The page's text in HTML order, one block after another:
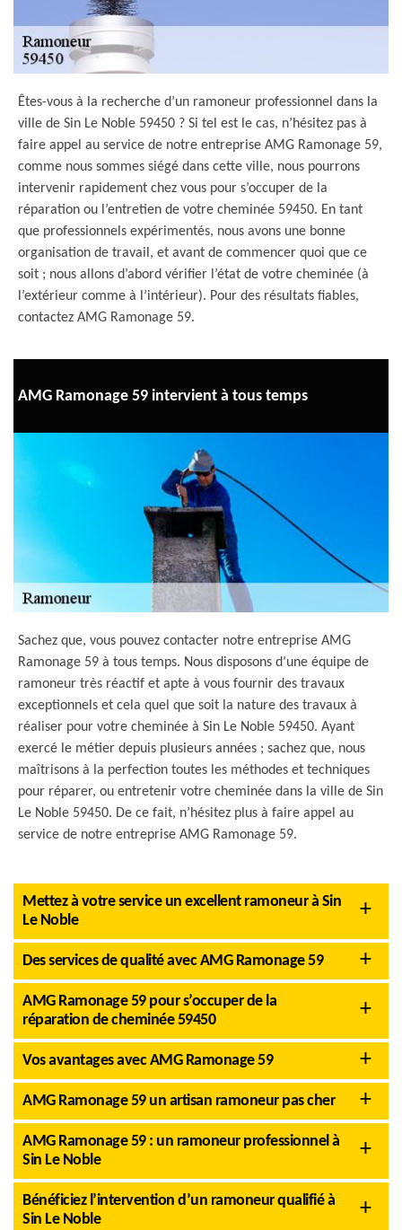
Êtes-vous à la recherche d’un ramoneur professionnel dans la
ville de Sin Le Noble 59450 ? Si tel est le cas, n’hésitez pas à
faire appel au service de notre entreprise AMG Ramonage 59,
comme nous sommes siégé dans cette ville, nous pourrons
intervenir rapidement chez vous pour s’occuper de la
réparation ou l’entretien de votre cheminée 59450. En tant
que professionnels expérimentés, nous avons une bonne
organisation de travail, et avant de commencer quoi que ce
soit ; nous allons d’abord vérifier l’état de votre cheminée (à
l’extérieur comme à l’intérieur). Pour des résultats fiables,
contactez AMG Ramonage 59.
AMG Ramonage 59 intervient à tous temps
Sachez que, vous pouvez contacter notre entreprise AMG
Ramonage 59 à tous temps. Nous disposons d’une équipe de
ramoneur très réactif et apte à vous fournir des travaux
exceptionnels et cela quel que soit la nature des travaux à
réaliser pour votre cheminée à Sin Le Noble 59450. Ayant
exercé le métier depuis plusieurs années ; sachez que, nous
maîtrisons à la perfection toutes les méthodes et techniques
pour réparer, ou entretenir votre cheminée dans la ville de Sin
Le Noble 59450. De ce fait, n’hésitez plus à faire appel au
service de notre entreprise AMG Ramonage 59.
Mettez à votre service un excellent ramoneur à Sin
Le Noble
Des services de qualité avec AMG Ramonage 59
AMG Ramonage 59 pour s’occuper de la
réparation de cheminée 59450
Vos avantages avec AMG Ramonage 59
AMG Ramonage 59 un artisan ramoneur pas cher
AMG Ramonage 59 : un ramoneur professionnel à
Sin Le Noble
Bénéficiez l’intervention d’un ramoneur qualifié à
Sin Le Noble